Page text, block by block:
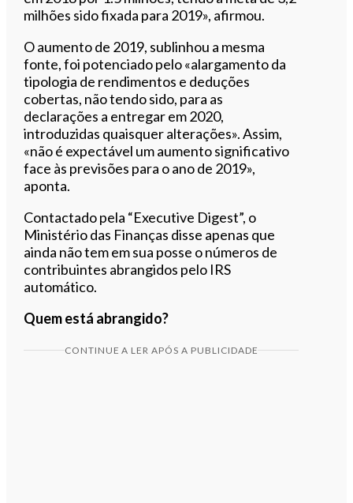
milhões sido fixada para 2019», afirmou.
O aumento de 2019, sublinhou a mesma
fonte, foi potenciado pelo «alargamento da
tipologia de rendimentos e deduções
cobertas, não tendo sido, para as
declarações a entregar em 2020,
introduzidas quaisquer alterações». Assim,
«não é expectável um aumento significativo
face às previsões para o ano de 2019»,
aponta.
Contactado pela “Executive Digest”, o
Ministério das Finanças disse apenas que
ainda não tem em sua posse o números de
contribuintes abrangidos pelo IRS
automático.
Quem está abrangido?
CONTINUE A LER APÓS A PUBLICIDADE